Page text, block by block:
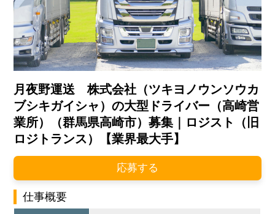
月夜野運送 株式会社（ツキヨノウンソウカ
ブシキガイシャ）の大型ドライバー（高崎営
業所）（群馬県高崎市）募集｜ロジスト（旧
ロジトランス）【業界最大手】
応募する
仕事概要